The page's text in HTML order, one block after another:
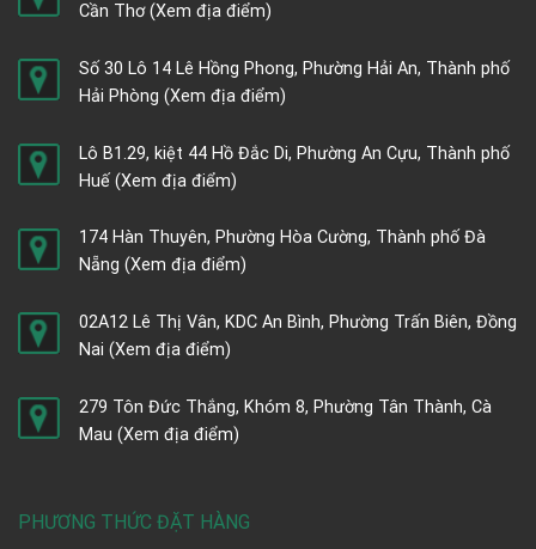
Cần Thơ(Xem địa điểm)
Số 30 Lô 14 Lê Hồng Phong, Phường Hải An, Thành phố
Hải Phòng (Xem địa điểm)
Lô B1.29, kiệt 44 Hồ Đắc Di, Phường An Cựu, Thành phố
Huế (Xem địa điểm)
174 Hàn Thuyên, Phường Hòa Cường, Thành phố Đà
Nẵng (Xem địa điểm)
02A12 Lê Thị Vân, KDC An Bình, Phường Trấn Biên, Đồng
Nai (Xem địa điểm)
279 Tôn Đức Thắng, Khóm 8, Phường Tân Thành, Cà
Mau (Xem địa điểm)
PHƯƠNG THỨC ĐẶT HÀNG